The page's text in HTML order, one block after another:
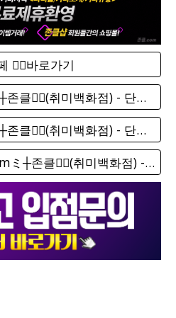
❤️‍🔥바로가기
┼ミ존클서울방.comミ┼존클❤️‍🔥(취미백화점) - 단톡방
┼ミ존클부산방.comミ┼존클❤️‍🔥(취미백화점) - 단톡방
┼ミ존클올레이디방.comミ┼존클❤️‍🔥(취미백화점) - 단톡방